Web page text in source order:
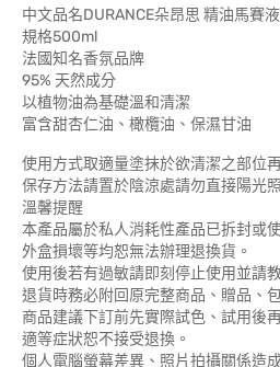
中文品名DURANCE朵昂思 精油馬賽
規格500ml
法國知名香氛品牌
95% 天然成分
以植物油為基礎溫和清潔
富含甜杏仁油、橄欖油、保濕甘油
使用方式取適量塗抹於欲清潔之部位
保存方法請置於陰涼處請勿直接陽光
溫馨提醒
本產品屬於私人消耗性產品已拆封或
外盒損壞等均恕無法辦理退換貨。
使用後若有過敏請即刻停止使用並請
退貨時務必附回原完整商品、贈品、
商品建議下訂前先實際試色、試用後
適等症狀恕不接受退換。
個人電腦螢幕差異、照片拍攝關係造